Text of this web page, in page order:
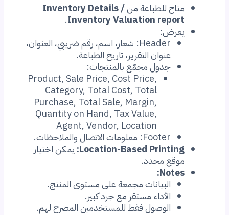
متاح للطباعة منInventory Details /
Inventory Valuation report
.
يعرض:
Header: شعار، اسم، رقم ضريبي، العنوان،
عنوان التقرير، تاريخ الطباعة.
جدول مجمّع بالمنتجات:
Product, Sale Price, Cost Price,
Category, Total Cost, Total
Purchase, Total Sale, Margin,
Quantity on Hand, Tax Value,
Agent, Vendor, Location
Footer: معلومات الاتصال والملاحظات.
Location-Based Printing: يمكن اختيار
موقع محدد.
Notes:
البيانات مجمعة على مستوى المنتج.
الأداء مستقر مع جرد كبير.
الوصول فقط للمستخدمين المصرح لهم.